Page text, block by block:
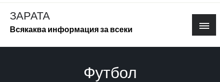
Skip
content
ЗАРАТА
Всякаква информация за всеки
Футбол